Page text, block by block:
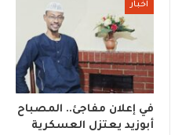
اخبار
في إعلان مفاجئ.. المصباح
أبوزيد يعتزل العسكرية